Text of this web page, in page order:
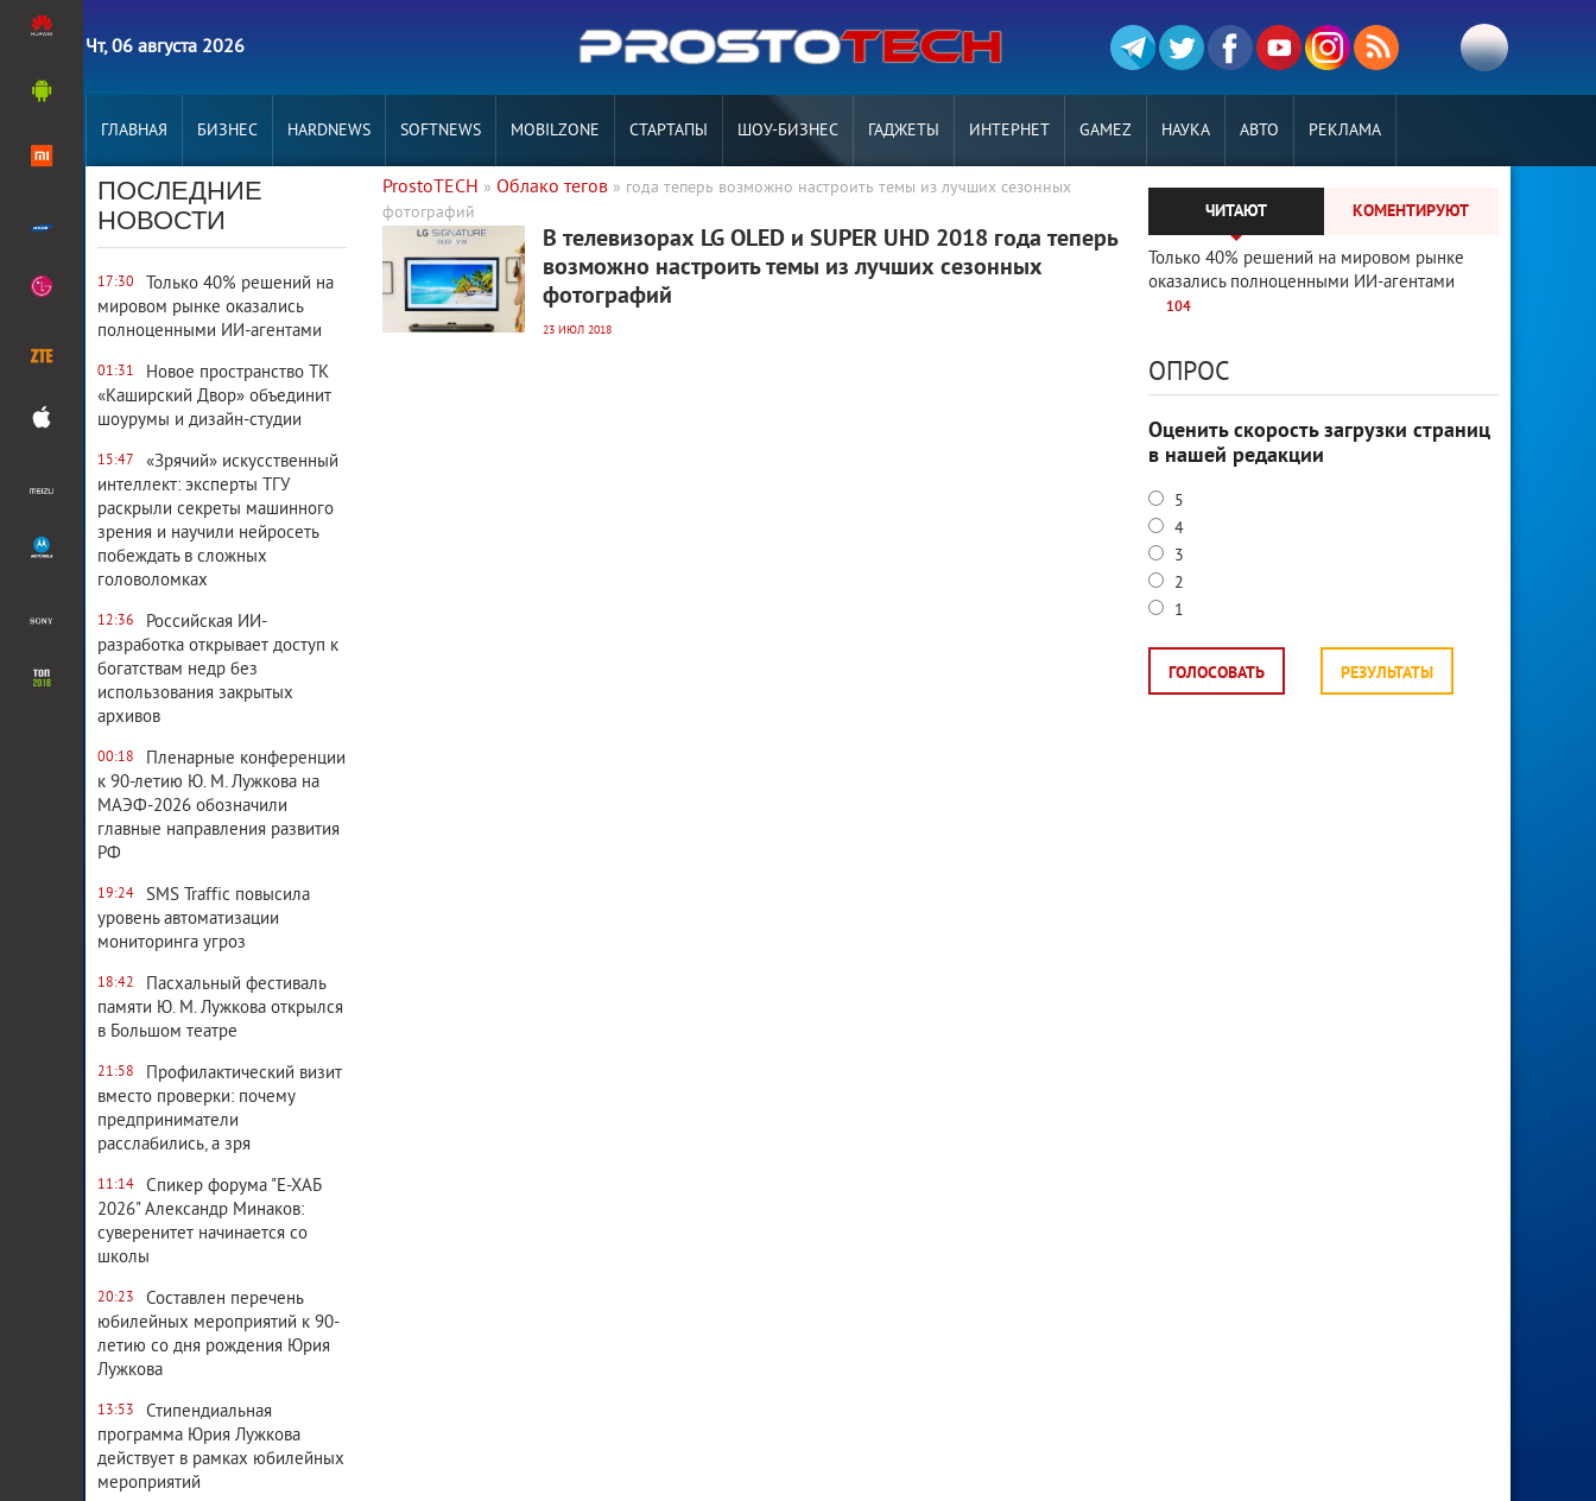
Чт, 06 августа 2026
ГЛАВНАЯ БИЗНЕС HARDNEWS SOFTNEWS MOBILZONE СТАРТАПЫ ШОУ-БИЗНЕС ГАДЖЕТЫ ИНТЕРНЕТ GAMEZ НАУКА АВТО РЕКЛАМА
ПОСЛЕДНИЕ
НОВОСТИ
17:30
Только 40% решений на
мировом рынке оказались
полноценными ИИ-агентами
01:31
Новое пространство ТК
«Каширский Двор» объединит
шоурумы и дизайн-студии
15:47
«Зрячий» искусственный
интеллект: эксперты ТГУ
раскрыли секреты машинного
зрения и научили нейросеть
побеждать в сложных
головоломках
12:36
Российская ИИ-
разработка открывает доступ к
богатствам недр без
использования закрытых
архивов
00:18
Пленарные конференции
к 90-летию Ю. М. Лужкова на
МАЭФ-2026 обозначили
главные направления развития
РФ
19:24
SMS Traffic повысила
уровень автоматизации
мониторинга угроз
18:42
Пасхальный фестиваль
памяти Ю. М. Лужкова открылся
в Большом театре
21:58
Профилактический визит
вместо проверки: почему
предприниматели
расслабились, а зря
11:14
Спикер форума "Е-ХАБ
2026" Александр Минаков:
суверенитет начинается со
школы
20:23
Составлен перечень
юбилейных мероприятий к 90-
летию со дня рождения Юрия
Лужкова
13:53
Стипендиальная
программа Юрия Лужкова
действует в рамках юбилейных
мероприятий
ProstoTECH » Облако тегов » года теперь возможно настроить темы из лучших сезонных
фотографий
5 311
В телевизорах LG OLED и SUPER UHD 2018 года теперь
возможно настроить темы из лучших сезонных
фотографий
23 ИЮЛ 2018
ЧИТАЮТ КОМЕНТИРУЮТ
Только 40% решений на мировом рынке
оказались полноценными ИИ-агентами
104
ОПРОС
Оценить скорость загрузки страниц
в нашей редакции
5
4
3
2
1
ГОЛОСОВАТЬ РЕЗУЛЬТАТЫ